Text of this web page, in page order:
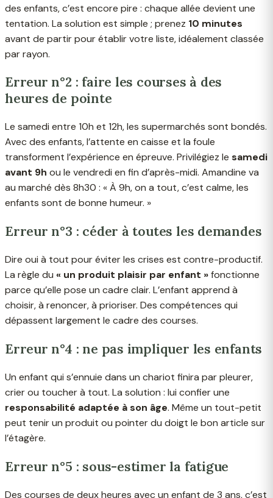
des enfants, c’est encore pire : chaque allée devient une
tentation. La solution est simple ; prenez 10 minutes
avant de partir pour établir votre liste, idéalement classée
par rayon.
Erreur n°2 : faire les courses à des
heures de pointe
Le samedi entre 10h et 12h, les supermarchés sont bondés.
Avec des enfants, l’attente en caisse et la foule
transforment l’expérience en épreuve. Privilégiez le samedi
avant 9h ou le vendredi en fin d’après-midi. Amandine va
au marché dès 8h30 : « À 9h, on a tout, c’est calme, les
enfants sont de bonne humeur. »
Erreur n°3 : céder à toutes les demandes
Dire oui à tout pour éviter les crises est contre-productif.
La règle du « un produit plaisir par enfant »fonctionne
parce qu’elle pose un cadre clair. L’enfant apprend à
choisir, à renoncer, à prioriser. Des compétences qui
dépassent largement le cadre des courses.
Erreur n°4 : ne pas impliquer les enfants
Un enfant qui s’ennuie dans un chariot finira par pleurer,
crier ou toucher à tout. La solution : lui confier une
responsabilité adaptée à son âge. Même un tout-petit
peut tenir un produit ou pointer du doigt le bon article sur
l’étagère.
Erreur n°5 : sous-estimer la fatigue
Des courses de deux heures avec un enfant de 3 ans, c’est